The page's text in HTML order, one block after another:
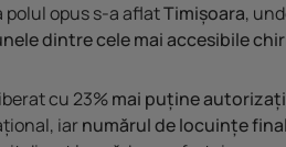
polul opus s-a aflatTimișoara,
dintre cele mai accesibile
cu 23%mai puține
iarnumărul de locuințe